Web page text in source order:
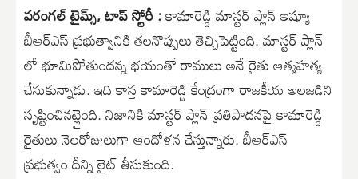
వరంగల్ టైమ్స్, టాప్ స్టోరీ :కామారెడ్డి మాస్టర్ ప్లాన్ ఇష్యూ
బీఆర్ఎస్ ప్రభుత్వానికి తలనొప్పులు తెచ్చిపెట్టింది. మాస్టర్ ప్లాన్
లో భూమిపోతుందన్న భయంతో రాములు అనే రైతు ఆత్మహత్య
చేసుకున్నాడు. ఇది కాస్త కామారెడ్డి కేంద్రంగా రాజకీయ అలజడిని
సృష్టించినట్లైంది. నిజానికి మాస్టర్ ప్లాన్ ప్రతిపాదనపై కామారెడ్డి
రైతులు నెలరోజులుగా ఆందోళన చేస్తున్నారు. బీఆర్ఎస్
ప్రభుత్వం దీన్ని లైట్ తీసుకుంది.